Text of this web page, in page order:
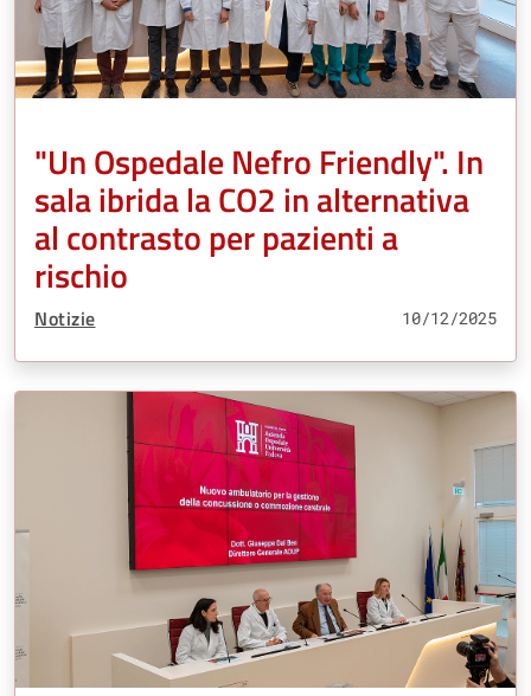
"Un Ospedale Nefro Friendly". In
sala ibrida la CO2 in alternativa
al contrasto per pazienti a
rischio
Tipo Contenuto:
Notizie 10/12/2025